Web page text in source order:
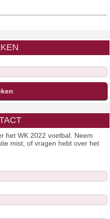
het WK 2022 voetbal. Neem
mist, of vragen hebt over het